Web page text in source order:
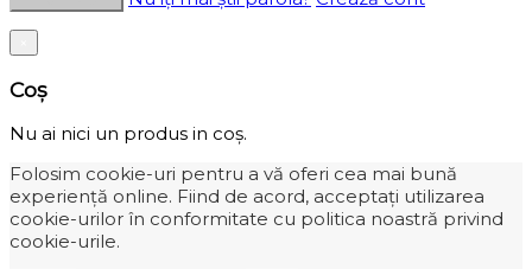
Coș
Nu ai nici un produs in coș.
Folosim cookie-uri pentru a vă oferi cea mai bună
experiență online. Fiind de acord, acceptați utilizarea
cookie-urilor în conformitate cu politica noastră privind
cookie-urile.